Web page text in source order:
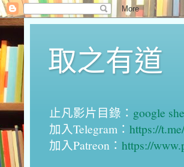
取之有道
止凡影片目錄： google
加入Telegram： https://
加入Patreon： https://